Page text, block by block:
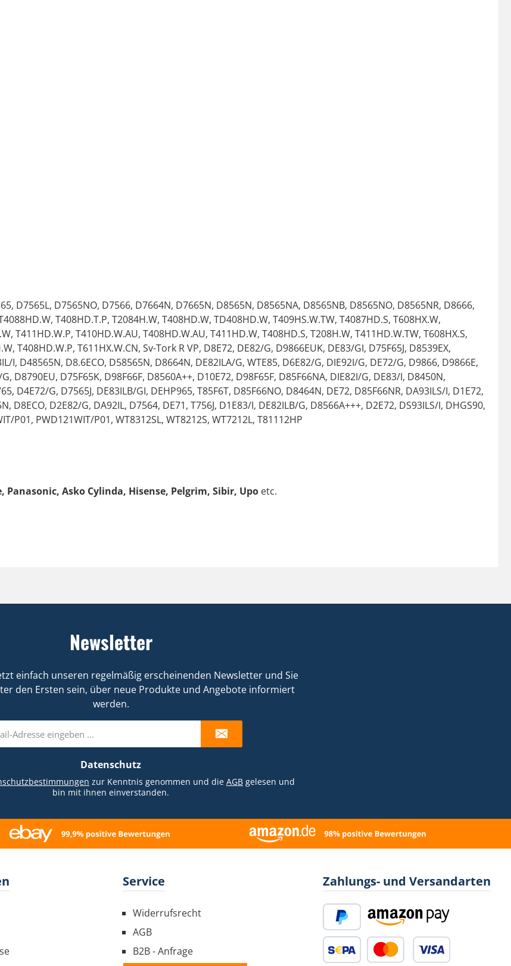
D7565L, D7565NO, D7566, D7664N, D7665N, D8565N, D8565NA, D8565NB, D8565NO, D8565NR, D8666,
T408HD.T.P, T2084H.W, T408HD.W, TD408HD.W, T409HS.W.TW, T4087HD.S, T608HX.W,
T411HD.W.P, T410HD.W.AU, T408HD.W.AU, T411HD.W, T408HD.S, T208H.W, T411HD.W.TW, T608HX.S,
T408HD.W.P, T611HX.W.CN, Sv-Tork R VP, D8E72, DE82/G, D9866EUK, DE83/GI, D75F65J, D8539EX,
I, D48565N, D8.6ECO, D58565N, D8664N, DE82ILA/G, WTE85, D6E82/G, DIE92I/G, DE72/G, D9866, D9866E,
D8790EU, D75F65K, D98F66F, D8560A++, D10E72, D98F65F, D85F66NA, DIE82I/G, DE83/I, D8450N,
D4E72/G, D7565J, DE83ILB/GI, DEHP965, T85F6T, D85F66NO, D8464N, DE72, D85F66NR, DA93ILS/I, D1E72,
D8ECO, D2E82/G, DA92IL, D7564, DE71, T756J, D1E83/I, DE82ILB/G, D8566A+++, D2E72, DS93ILS/I, DHGS90,
P01, PWD121WIT/P01, WT8312SL, WT8212S, WT7212L, T81112HP
Panasonic, Asko Cylinda, Hisense, Pelgrim, Sibir, Upo etc.
Newsletter
einfach unseren regelmäßig erscheinenden Newsletter und Sie
den Ersten sein, über neue Produkte und Angebote informiert
werden.
Datenschutz
zur Kenntnis genommen und die AGB gelesen und
bin mit ihnen einverstanden.
Service
Widerrufsrecht
AGB
B2B - Anfrage
Zahlungs- und Versandarten
PayPal Amazon Pay